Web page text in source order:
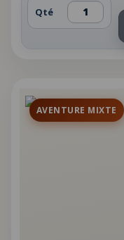
Qté
AVENTURE MIXTE